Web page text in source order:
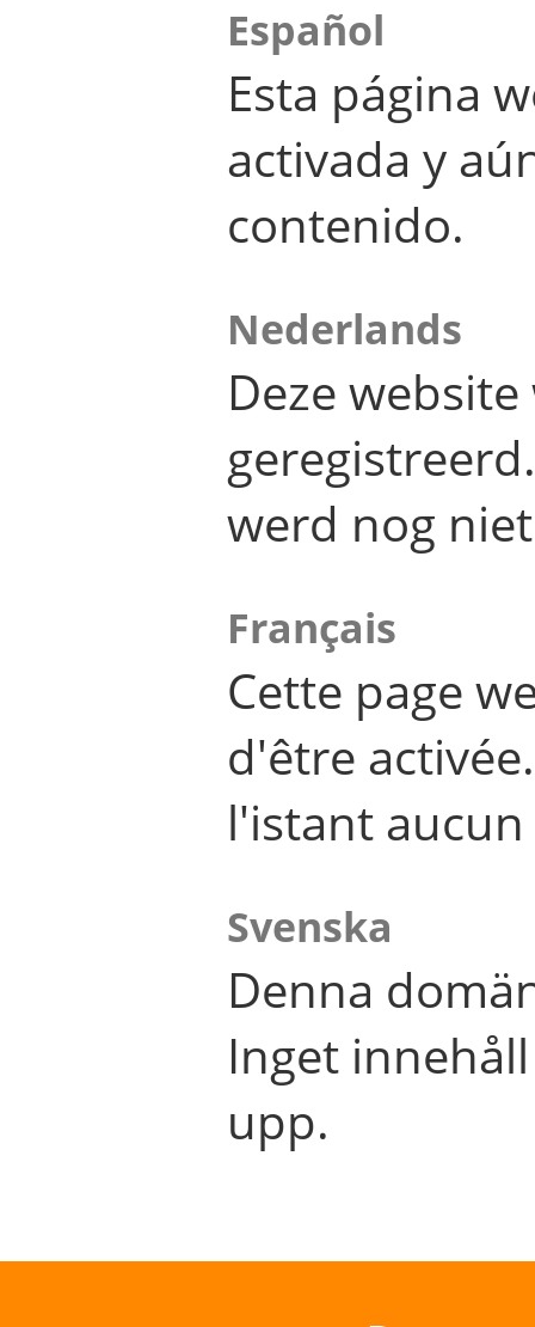
Español
Esta página
activada y
contenido.
Nederlands
Deze
werd nog
Français
Cette page
d'être
l'istant
Svenska
Denna
Inget
upp.